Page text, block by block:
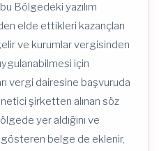
Bölgedeki yazılım
elde ettikleri kazançları
ve kurumlar vergisinden
için
vergi dairesine başvuruda
şirketten alınan söz
yer aldığını ve
gösteren belge de eklenir,